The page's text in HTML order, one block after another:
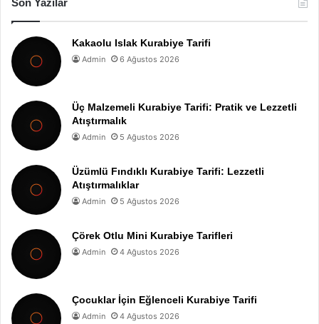
Kakaolu Islak Kurabiye Tarifi
Admin 6 Ağustos 2026
Üç Malzemeli Kurabiye Tarifi: Pratik ve Lezzetli
Atıştırmalık
Admin 5 Ağustos 2026
Üzümlü Fındıklı Kurabiye Tarifi: Lezzetli
Atıştırmalıklar
Admin 5 Ağustos 2026
Çörek Otlu Mini Kurabiye Tarifleri
Admin 4 Ağustos 2026
Çocuklar İçin Eğlenceli Kurabiye Tarifi
Admin 4 Ağustos 2026